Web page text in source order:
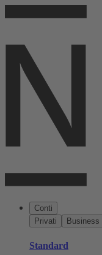
Conti
Privati
Business
Standard